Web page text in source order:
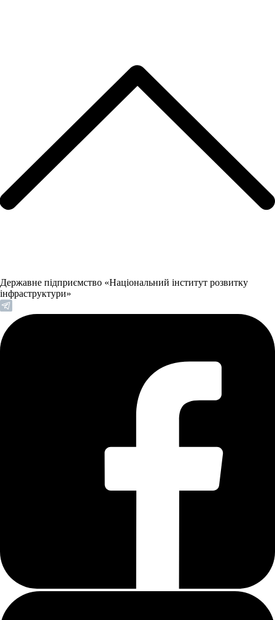
Державне підприємство «Національний інститут розвитку
інфраструктури»